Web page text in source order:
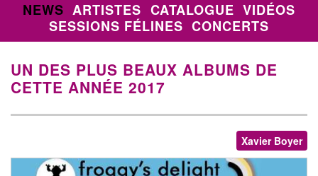
NEWS ARTISTES CATALOGUE VIDÉOS
SESSIONS FÉLINES CONCERTS
UN DES PLUS BEAUX ALBUMS DE
CETTE ANNÉE 2017
Xavier Boyer